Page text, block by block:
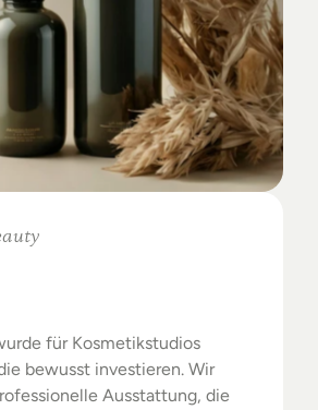
für Kosmetikstudios
bewusst investieren. Wir
Ausstattung, die